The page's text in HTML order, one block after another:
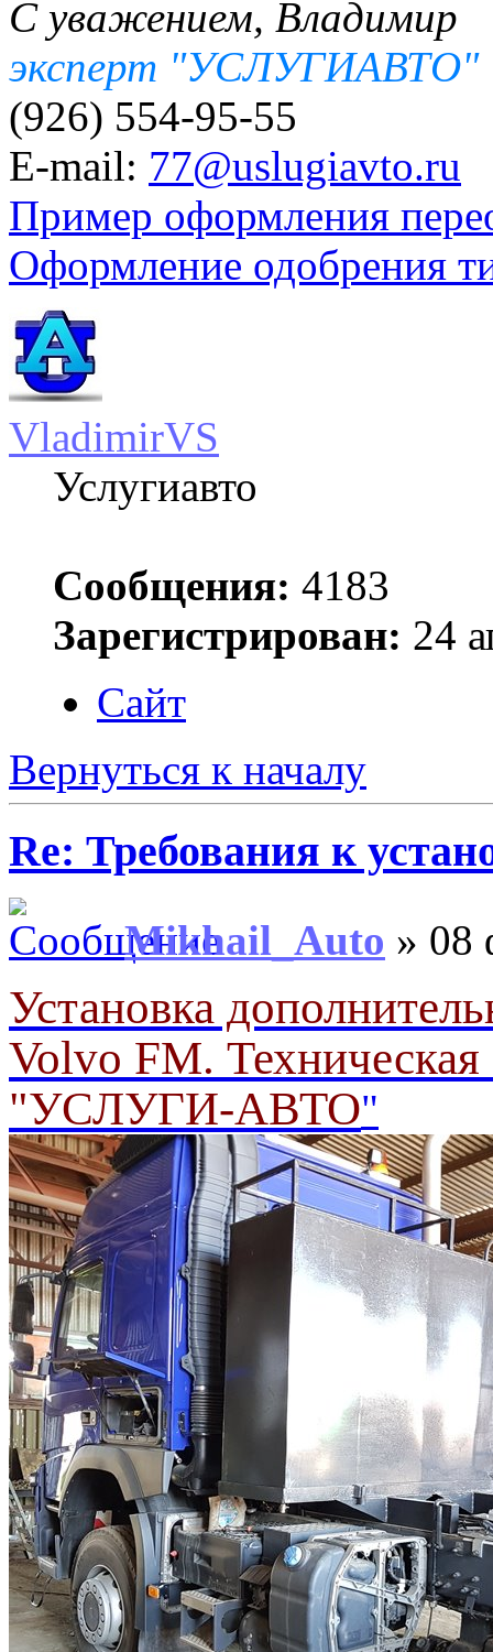
С уважением, Владимир
эксперт "УСЛУГИАВТО"
(926) 554-95-55
E-mail: 77@uslugiavto.ru
Пример оформления
Оформление одобрения
VladimirVS
Услугиавто
Сообщения: 4183
Зарегистрирован: 24
Сайт
Вернуться к началу
Re: Требования к
Mikhail_Auto » 08
Установка
Volvo FM.
"УСЛУГИ-АВТО"